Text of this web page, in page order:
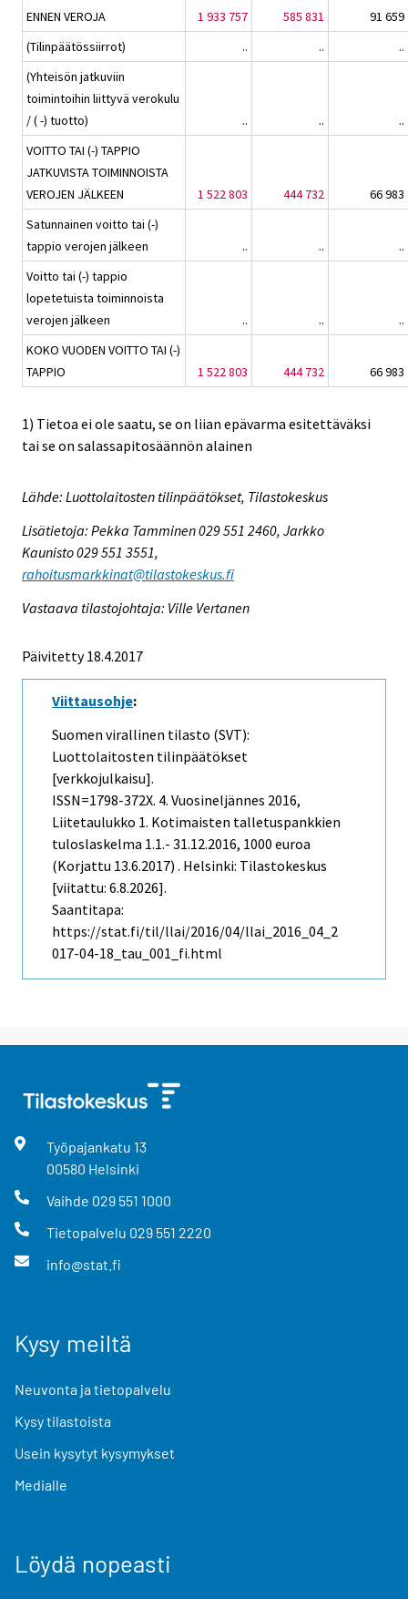
ENNEN VEROJA
1 933 757 585 831
91 659
(Tilinpäätössiirrot)
.. ..
..
(Yhteisön jatkuviin
toimintoihin liittyvä verokulu
/ ( -) tuotto)
.. ..
..
VOITTO TAI (-) TAPPIO
JATKUVISTA TOIMINNOISTA
VEROJEN JÄLKEEN
1 522 803 444 732
66 983
Satunnainen voitto tai (-)
tappio verojen jälkeen
.. ..
..
Voitto tai (-) tappio
lopetetuista toiminnoista
verojen jälkeen
.. ..
..
KOKO VUODEN VOITTO TAI (-)
TAPPIO
1 522 803 444 732 66 983
1) Tietoa ei ole saatu, se on liian epävarma esitettäväksi
tai se on salassapitosäännön alainen
Lähde: Luottolaitosten tilinpäätökset, Tilastokeskus
Lisätietoja: Pekka Tamminen 029 551 2460, Jarkko
Kaunisto 029 551 3551,
rahoitusmarkkinat@tilastokeskus.fi
Vastaava tilastojohtaja: Ville Vertanen
Päivitetty 18.4.2017
Viittausohje:
Suomen virallinen tilasto (SVT):
Luottolaitosten tilinpäätökset
[verkkojulkaisu].
ISSN=1798-372X. 4. Vuosineljännes 2016,
Liitetaulukko 1. Kotimaisten talletuspankkien
tuloslaskelma 1.1.- 31.12.2016, 1000 euroa
(Korjattu 13.6.2017) . Helsinki: Tilastokeskus
[viitattu: 6.8.2026].
Saantitapa:
https://stat.fi/til/llai/2016/04/llai_2016_04_2
017-04-18_tau_001_fi.html
Työpajankatu 13
00580 Helsinki
Vaihde 029 551 1000
Tietopalvelu 029 551 2220
info@stat.fi
Kysy meiltä
Neuvonta ja tietopalvelu
Kysy tilastoista
Usein kysytyt kysymykset
Medialle
Löydä nopeasti